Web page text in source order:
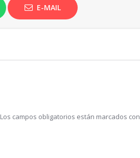
E-MAIL
Los campos obligatorios están marcados con